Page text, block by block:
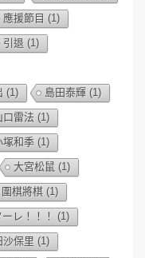
應援節目 (1)
引退 (1)
(1) 島田泰輝 (1)
口雷法 (1)
塚和季 (1)
大宮松鼠 (1)
圍棋將棋 (1)
レ！！！ (1)
沙保里 (1)